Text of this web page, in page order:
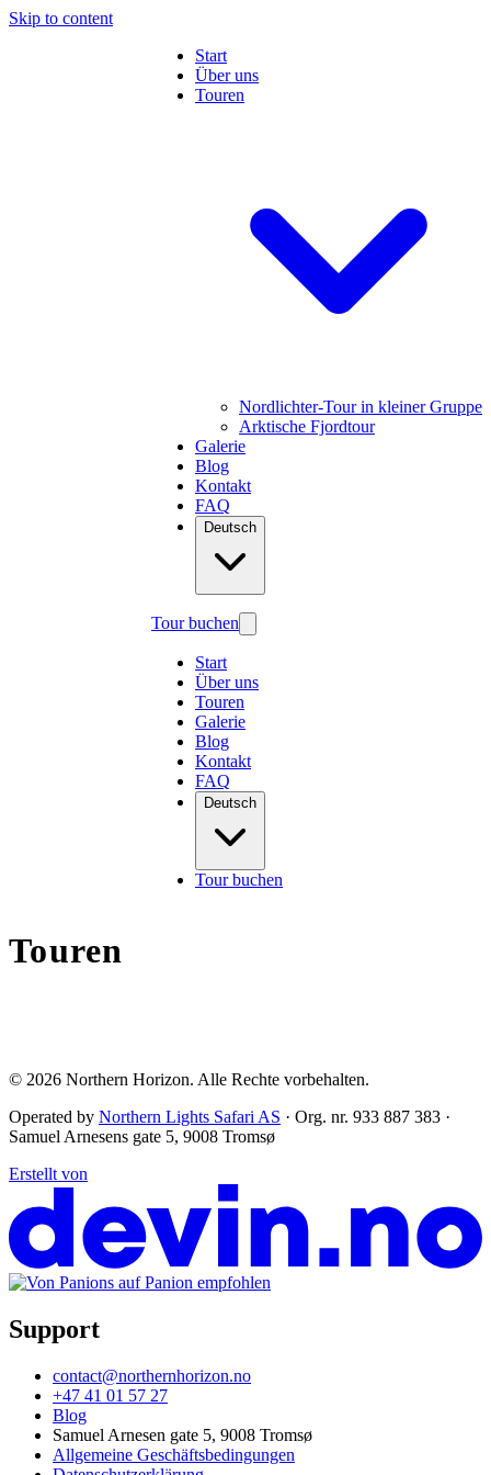
Skip to content
Start
Über uns
Touren
Nordlichter-Tour in kleiner Gruppe
Arktische Fjordtour
Galerie
Blog
Kontakt
FAQ
Deutsch
Tour buchen
Start
Über uns
Touren
Galerie
Blog
Kontakt
FAQ
Deutsch
Tour buchen
Touren
© 2026 Northern Horizon. Alle Rechte vorbehalten.
Operated by Northern Lights Safari AS · Org. nr. 933 887 383 ·
Samuel Arnesens gate 5, 9008 Tromsø
Erstellt von
Support
contact@northernhorizon.no
+47 41 01 57 27
Blog
Samuel Arnesen gate 5, 9008 Tromsø
Allgemeine Geschäftsbedingungen